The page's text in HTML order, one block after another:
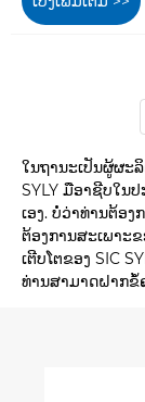
ໃນຖານະເປັນຜູ້ຜະ
SYLY ມືອາຊີບໃນ
ເອງ. ບໍ່ວ່າທ່ານຕ້ອ
ຕ້ອງການສະເພາະ
ເຕີບໂຕຂອງ SIC
ທ່ານສາມາດຝາກຂໍ້